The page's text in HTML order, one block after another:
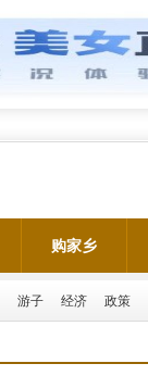
购家乡
游子 经济 政策